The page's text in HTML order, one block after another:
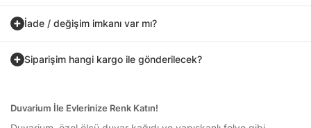
İade / değişim imkanı var mı?
Siparişim hangi kargo ile gönderilecek?
Duvarium İle Evlerinize Renk Katın!